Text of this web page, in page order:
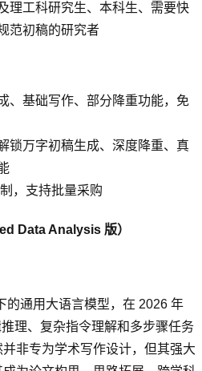
理工科研究生、本科生、需要快
范初稿的研究者
、基础写作、部分降重功能，免
锁万字初稿生成、深度降重、真
，支持批量采购
Data Analysis 版）
的通用大语言模型，在 2026 年
理、复杂指令理解和多步骤任务
非专为学术写作设计，但其强大